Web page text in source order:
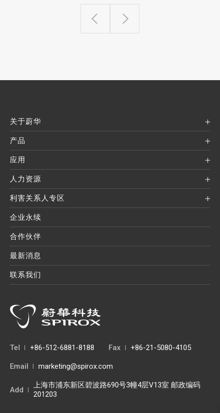
关于蔚华
产品
应用
人力资源
利害关系人专区
企业永续
合作伙伴
最新消息
联系我们
Tel +86-512-6881-8188 Fax +86-21-5080-4105
Email marketing@spirox.com
Add
上海市浦东新区碧波路690号3幢4层V13室 邮政编码
201203